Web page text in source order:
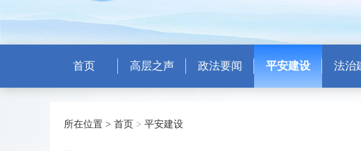
首页 高层之声 政法要闻 平安建设 法治
所在位置 > 首页 > 平安建设